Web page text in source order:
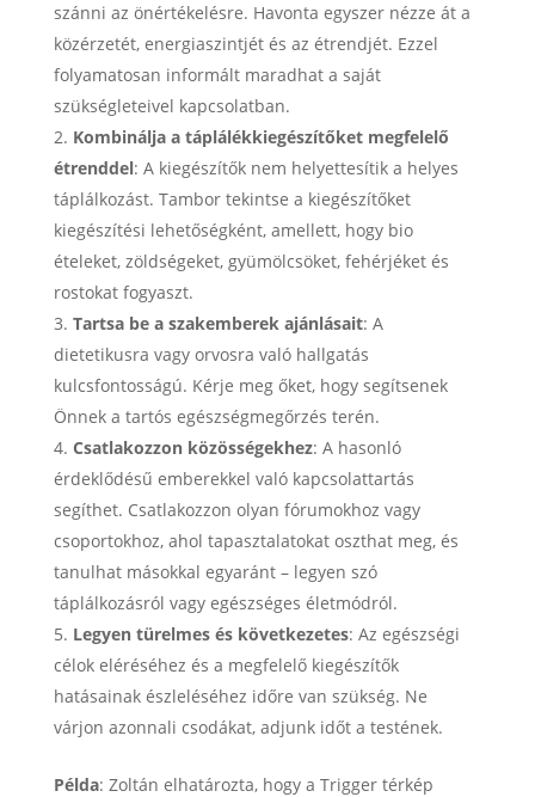
szánni az önértékelésre. Havonta egyszer nézze át a
közérzetét, energiaszintjét és az étrendjét. Ezzel
folyamatosan informált maradhat a saját
szükségleteivel kapcsolatban.
Kombinálja a táplálékkiegészítőket megfelelő
étrenddel: A kiegészítők nem helyettesítik a helyes
táplálkozást. Tambor tekintse a kiegészítőket
kiegészítési lehetőségként, amellett, hogy bio
ételeket, zöldségeket, gyümölcsöket, fehérjéket és
rostokat fogyaszt.
Tartsa be a szakemberek ajánlásait: A
dietetikusra vagy orvosra való hallgatás
kulcsfontosságú. Kérje meg őket, hogy segítsenek
Önnek a tartós egészségmegőrzés terén.
Csatlakozzon közösségekhez: A hasonló
érdeklődésű emberekkel való kapcsolattartás
segíthet. Csatlakozzon olyan fórumokhoz vagy
csoportokhoz, ahol tapasztalatokat oszthat meg, és
tanulhat másokkal egyaránt – legyen szó
táplálkozásról vagy egészséges életmódról.
Legyen türelmes és következetes: Az egészségi
célok eléréséhez és a megfelelő kiegészítők
hatásainak észleléséhez időre van szükség. Ne
várjon azonnali csodákat, adjunk időt a testének.
Példa: Zoltán elhatározta, hogy a Trigger térkép